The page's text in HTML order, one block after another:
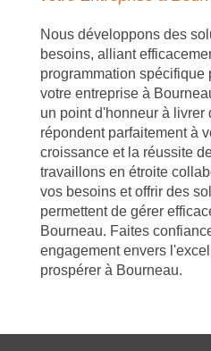
Nous développons des
besoins, alliant
programmation
votre entreprise à
un point d'honneur à
répondent parfaitement à
croissance et la réussite
travaillons en étroite
vos besoins et offrir des
permettent de gérer
Bourneau. Faites
engagement envers
prospérer à Bourneau.